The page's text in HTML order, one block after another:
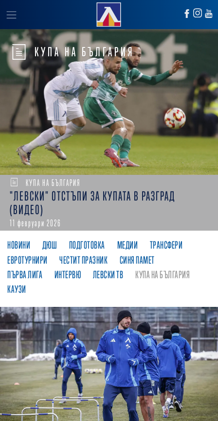
КУПА НА БЪЛГАРИЯ
КУПА НА БЪЛГАРИЯ
"ЛЕВСКИ" ОТСТЪПИ ЗА КУПАТА В РАЗГРАД
(ВИДЕО)
11 февруари 2026
НОВИНИ ДЮШ ПОДГОТОВКА МЕДИИ
ТРАНСФЕРИ
ЕВРОТУРНИРИ
ЧЕСТИТ ПРАЗНИК
СИНЯ ПАМЕТ
ПЪРВА ЛИГА
ИНТЕРВЮ ЛЕВСКИ ТВ
КУПА НА БЪЛГАРИЯ
КАУЗИ